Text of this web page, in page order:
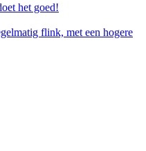
het goed!
flink, met een hogere